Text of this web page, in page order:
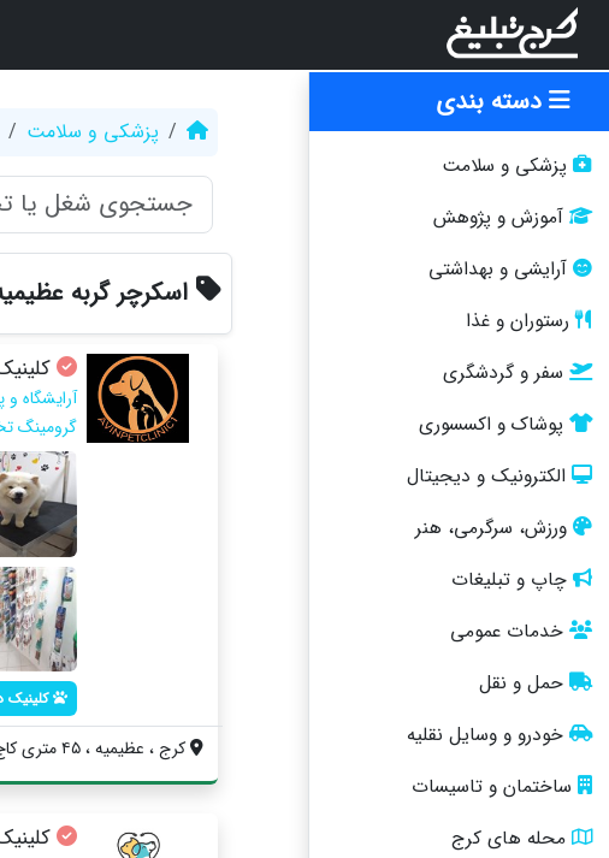
دسته بندی
پزشکی و سلامت
آموزش و پژوهش
آرایشی و بهداشتی
رستوران و غذا
سفر و گردشگری
پوشاک و اکسسوری
الکترونیک و دیجیتال
ورزش، سرگرمی، هنر
چاپ و تبلیغات
خدمات عمومی
حمل و نقل
خودرو و وسایل نقلیه
ساختمان و تاسیسات
محله های کرج
پزشکی و سلامت
اسکرچر گربه
آرایشگاه
گرومینگ
کلینیک
کرج ، عظیمیه ، ۴۵ متری کاج ، نرسیده به م...